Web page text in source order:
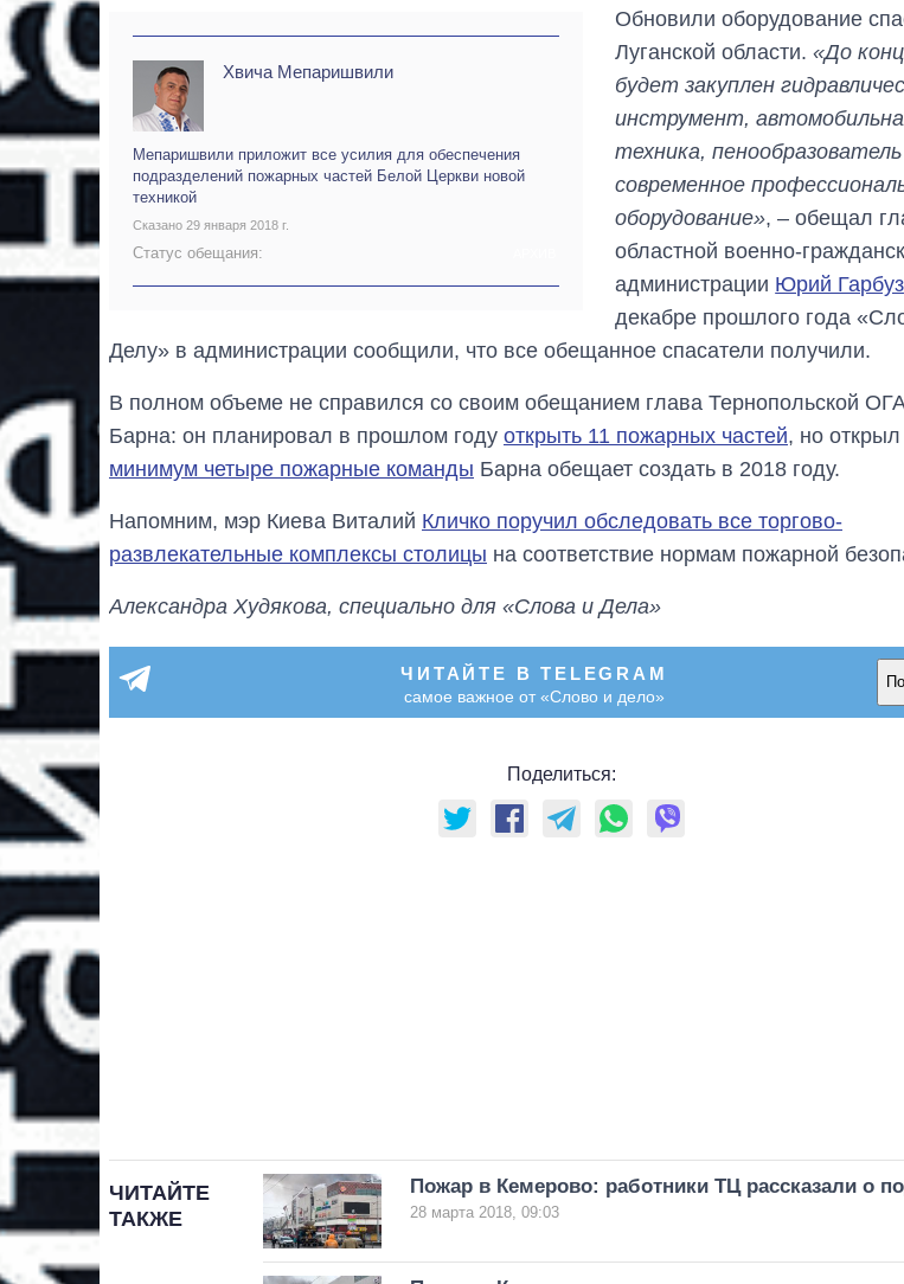
Хвича Мепаришвили
Мепаришвили приложит все усилия для обеспечения
подразделений пожарных частей Белой Церкви новой
техникой
Сказано 29 января 2018 г.
Статус обещания:
Обновили оборудование
Луганской области.«До
будет закуплен
инструмент,
техника,
современное
оборудование», – обещал
областной военно-
администрации Юрий Гарбуз
декабре прошлого года
Делу» в администрации сообщили, что все обещанное спасатели получили.
В полном объеме не справился со своим обещанием глава Тернопольской
Барна: он планировал в прошлом году открыть 11 пожарных частей, но
минимум четыре пожарные команды Барна обещает создать в 2018 году.
Напомним, мэр Киева Виталий Кличко поручил обследовать все торгово-
развлекательные комплексы столицы на соответствие нормам пожарной
Александра Худякова, специально для «Слова и Дела»
ЧИТАЙТЕ В TELEGRAM
самое важное от «Слово и дело»
Поделиться:
ЧИТАЙТЕ
ТАКЖЕ
Пожар в Кемерово: работники ТЦ рассказали о
28 марта 2018, 09:03